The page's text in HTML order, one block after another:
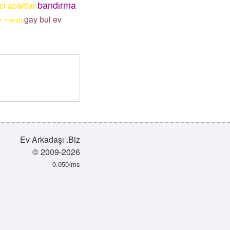
apartlarıbandırma
mersingay bul ev
Ev Arkadaşı .Biz
© 2009-2026
0.050/ms